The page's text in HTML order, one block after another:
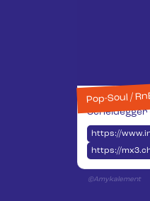
Pop-Soul /
Eileen (voc),
Scheidegger
https://
https://
©Amykalement